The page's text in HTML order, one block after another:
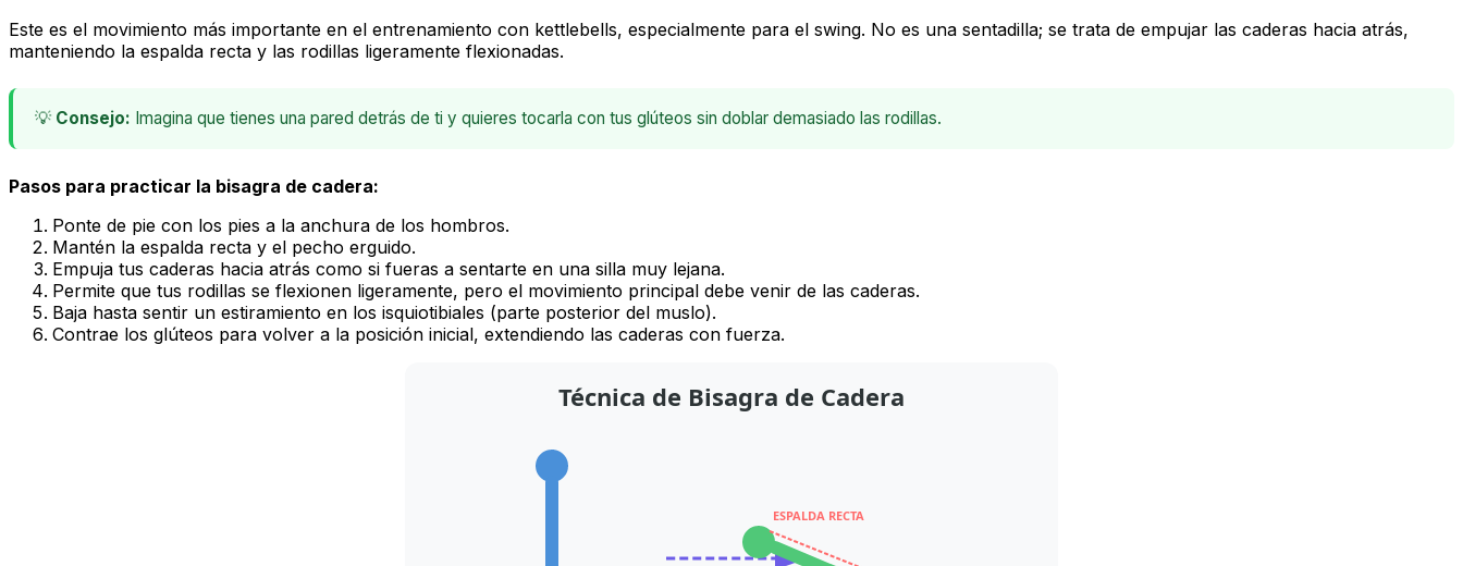
Este es el movimiento más importante en el entrenamiento con kettlebells, especialmente para el swing. No es una sentadilla; se trata de empujar las caderas hacia atrás,
manteniendo la espalda recta y las rodillas ligeramente flexionadas.
💡 Consejo: Imagina que tienes una pared detrás de ti y quieres tocarla con tus glúteos sin doblar demasiado las rodillas.
Pasos para practicar la bisagra de cadera:
Ponte de pie con los pies a la anchura de los hombros.
Mantén la espalda recta y el pecho erguido.
Empuja tus caderas hacia atrás como si fueras a sentarte en una silla muy lejana.
Permite que tus rodillas se flexionen ligeramente, pero el movimiento principal debe venir de las caderas.
Baja hasta sentir un estiramiento en los isquiotibiales (parte posterior del muslo).
Contrae los glúteos para volver a la posición inicial, extendiendo las caderas con fuerza.
Técnica de Bisagra de Cadera
ESPALDA RECTA